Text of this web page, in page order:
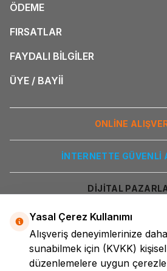
ÖDEME
FIRSATLAR
FAYDALI BİLGİLER
ÜYE / BAYİİ
ONLİNE
İNTERNETTE GÜVENLİ
DİJİTAL
Yasal Çerez Kullanımı
Alışveriş deneyimlerinize
sunabilmek için (KVKK)
düzenlemelere uygun